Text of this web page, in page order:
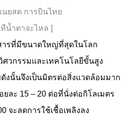
นยสด การบินไทย
น้ำตาจะไหล ]
ารที่มีขนาดใหญ่ที่สุดในโลก
วกรรมและเทคโนโลยีขั้นสูง
งนั้นจึงเป็นมิตรต่อสิ่งแวดล้อมมาก
ละ 15 – 20 ต่อที่นั่งต่อกิโลเมตร
จะลดการใช้เชื้อเพลิงลง